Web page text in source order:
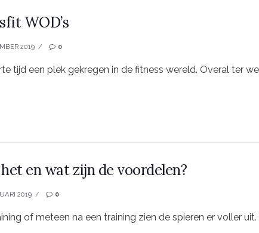
WOD’s
2019 0
tijd een plek gekregen in de fitness wereld. Overal ter
en wat zijn de voordelen?
2019 0
of meteen na een training zien de spieren er voller